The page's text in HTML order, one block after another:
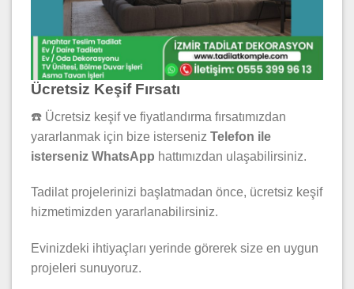
Ücretsiz Keşif Fırsatı
☎️ Ücretsiz keşif ve fiyatlandırma fırsatımızdan
yararlanmak için bize isterseniz Telefon ile
isterseniz WhatsApp hattımızdan ulaşabilirsiniz.
Tadilat projelerinizi başlatmadan önce, ücretsiz keşif
hizmetimizden yararlanabilirsiniz.
Evinizdeki ihtiyaçları yerinde görerek size en uygun
projeleri sunuyoruz.